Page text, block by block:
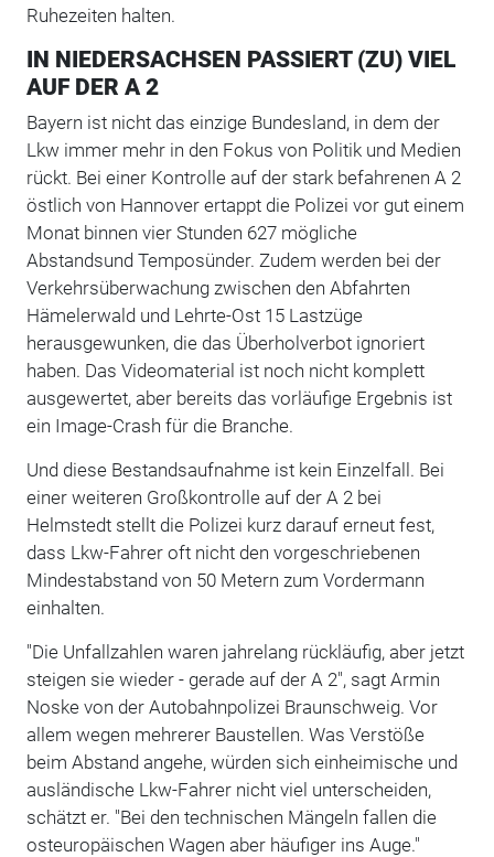
Ruhezeiten halten.
IN NIEDERSACHSEN PASSIERT (ZU) VIEL
AUF DER A 2
Bayern ist nicht das einzige Bundesland, in dem der
Lkw immer mehr in den Fokus von Politik und Medien
rückt. Bei einer Kontrolle auf der stark befahrenen A 2
östlich von Hannover ertappt die Polizei vor gut einem
Monat binnen vier Stunden 627 mögliche
Abstandsund Temposünder. Zudem werden bei der
Verkehrsüberwachung zwischen den Abfahrten
Hämelerwald und Lehrte-Ost 15 Lastzüge
herausgewunken, die das Überholverbot ignoriert
haben. Das Videomaterial ist noch nicht komplett
ausgewertet, aber bereits das vorläufige Ergebnis ist
ein Image-Crash für die Branche.
Und diese Bestandsaufnahme ist kein Einzelfall. Bei
einer weiteren Großkontrolle auf der A 2 bei
Helmstedt stellt die Polizei kurz darauf erneut fest,
dass Lkw-Fahrer oft nicht den vorgeschriebenen
Mindestabstand von 50 Metern zum Vordermann
einhalten.
"Die Unfallzahlen waren jahrelang rückläufig, aber jetzt
steigen sie wieder - gerade auf der A 2", sagt Armin
Noske von der Autobahnpolizei Braunschweig. Vor
allem wegen mehrerer Baustellen. Was Verstöße
beim Abstand angehe, würden sich einheimische und
ausländische Lkw-Fahrer nicht viel unterscheiden,
schätzt er. "Bei den technischen Mängeln fallen die
osteuropäischen Wagen aber häufiger ins Auge."